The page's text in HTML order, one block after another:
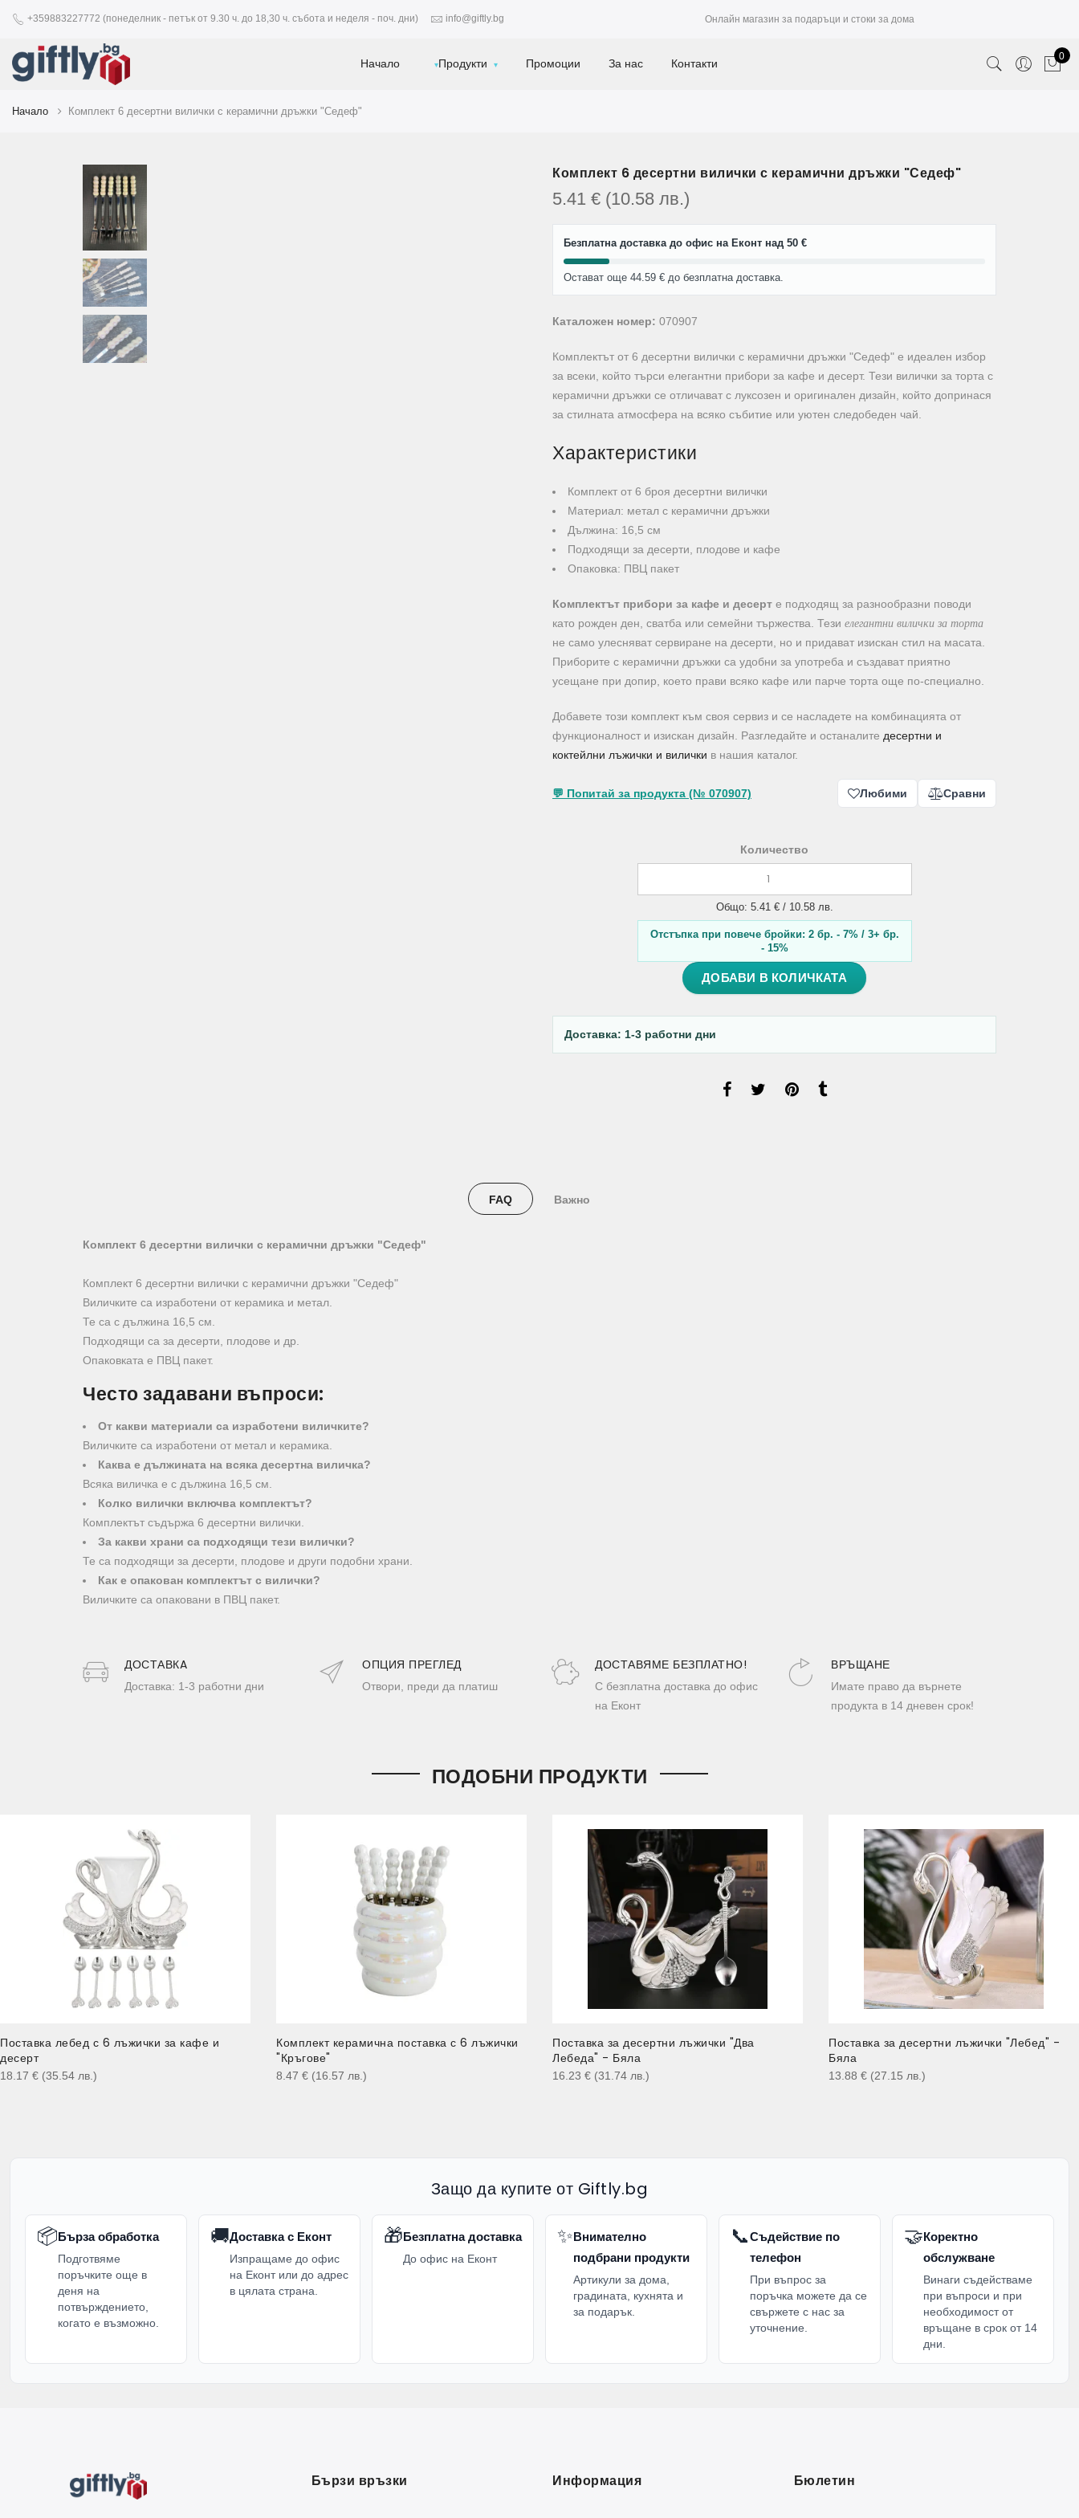
+359883227772 (понеделник - петък от 9.30 ч. до 18,30 ч. събота и неделя - поч. дни) info@giftly.bg Онлайн магазин за подаръци и стоки за дома
Начало Продукти Промоции За нас Контакти 0
Начало Комплект 6 десертни вилички с керамични дръжки "Седеф"
Комплект 6 десертни вилички с керамични дръжки "Седеф"
5.41 € (10.58 лв.)
Безплатна доставка до офис на Еконт над 50 €
Остават още 44.59 € до безплатна доставка.
Каталожен номер: 070907
Комплектът от 6 десертни вилички с керамични дръжки "Седеф" е идеален избор
за всеки, който търси елегантни прибори за кафе и десерт. Тези вилички за торта с
керамични дръжки се отличават с луксозен и оригинален дизайн, който допринася
за стилната атмосфера на всяко събитие или уютен следобеден чай.
Характеристики
Комплект от 6 броя десертни вилички
Материал: метал с керамични дръжки
Дължина: 16,5 см
Подходящи за десерти, плодове и кафе
Опаковка: ПВЦ пакет
Комплектът прибори за кафе и десерт е подходящ за разнообразни поводи
като рожден ден, сватба или семейни тържества. Тези елегантни вилички за торта
не само улесняват сервиране на десерти, но и придават изискан стил на масата.
Приборите с керамични дръжки са удобни за употреба и създават приятно
усещане при допир, което прави всяко кафе или парче торта още по-специално.
Добавете този комплект към своя сервиз и се насладете на комбинацията от
функционалност и изискан дизайн. Разгледайте и останалите десертни и
коктейлни лъжички и вилички в нашия каталог.
💬 Попитай за продукта (№ 070907) Любими Сравни
Количество
Общо: 5.41 € / 10.58 лв.
Отстъпка при повече бройки: 2 бр. - 7% / 3+ бр.
- 15%
ДОБАВИ В КОЛИЧКАТА
Доставка: 1-3 работни дни
FAQ Важно
Комплект 6 десертни вилички с керамични дръжки "Седеф"
Комплект 6 десертни вилички с керамични дръжки "Седеф"
Виличките са изработени от керамика и метал.
Те са с дължина 16,5 см.
Подходящи са за десерти, плодове и др.
Опаковката е ПВЦ пакет.
Често задавани въпроси:
От какви материали са изработени виличките?
Виличките са изработени от метал и керамика.
Каква е дължината на всяка десертна виличка?
Всяка виличка е с дължина 16,5 см.
Колко вилички включва комплектът?
Комплектът съдържа 6 десертни вилички.
За какви храни са подходящи тези вилички?
Те са подходящи за десерти, плодове и други подобни храни.
Как е опакован комплектът с вилички?
Виличките са опаковани в ПВЦ пакет.
ДОСТАВКA
Доставка: 1-3 работни дни
ОПЦИЯ ПРЕГЛЕД
Отвори, преди да платиш
ДОСТАВЯМЕ БЕЗПЛАТНО!
С безплатна доставка до офис
на Еконт
ВРЪЩАНЕ
Имате право да върнете
продукта в 14 дневен срок!
ПОДОБНИ ПРОДУКТИ
Поставка лебед с 6 лъжички за кафе и
десерт
18.17 € (35.54 лв. )
Комплект керамична поставка с 6 лъжички
"Кръгове"
8.47 € (16.57 лв. )
Поставка за десертни лъжички "Два
Лебеда" - Бяла
16.23 € (31.74 лв. )
Поставка за десертни лъжички "Лебед" -
Бяла
13.88 € (27.15 лв. )
Защо да купите от Giftly.bg
📦Бърза обработка
Подготвяме
поръчките още в
деня на
потвърждението,
когато е възможно.
🚚Доставка с Еконт
Изпращаме до офис
на Еконт или до адрес
в цялата страна.
🎁Безплатна доставка
До офис на Еконт
✨Внимателно
подбрани продукти
Артикули за дома,
градината, кухнята и
за подарък.
📞Съдействие по
телефон
При въпрос за
поръчка можете да се
свържете с нас за
уточнение.
🤝Коректно
обслужване
Винаги съдействаме
при въпроси и при
необходимост от
връщане в срок от 14
дни.
Бързи връзки Информация Бюлетин